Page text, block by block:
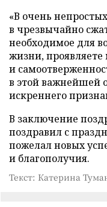
«В очень
в чрезвычайно
необходимое для
жизни, проявляете
и
в этой важнейшей
искреннего
В заключение
поздравил с
пожелал новых
и благополучия.
Текст: Катерина